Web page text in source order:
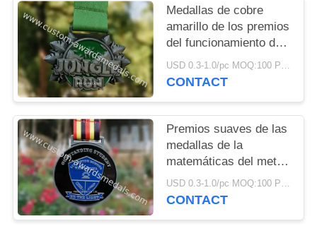
Medallas de cobre
amarillo de los premios
del funcionamiento de
la selva de la pieza
estampada en frío del
USD 0.3-1.0/pc MOQ:100 PC por diseño
CONTACT
Premios suaves de las
medallas de la
matemáticas del metal
de la escuela 70m m
del esmalte
USD 0.3-1.0/pc MOQ:100 PC por diseño
CONTACT